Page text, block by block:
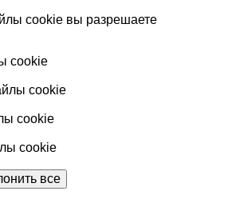
cookie вы разрешаете
cookie
cookie
cookie
cookie
все